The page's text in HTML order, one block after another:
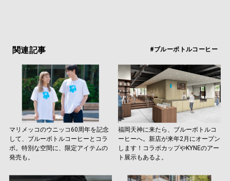
関連記事 #ブルーボトルコーヒー
マリメッコのウニッコ60周年を記念
して、ブルーボトルコーヒーとコラ
ボ。特別な空間に、限定アイテムの
発売も。
福岡天神に来たら、ブルーボトルコ
ーヒーへ。新店が来年2月にオープン
します！コラボカップやKYNEのアー
ト展示もあるよ。